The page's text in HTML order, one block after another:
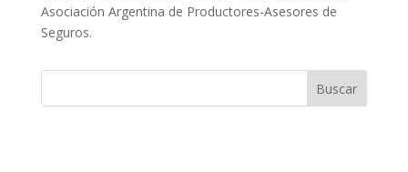
Asociación Argentina de Productores-Asesores de
Seguros.